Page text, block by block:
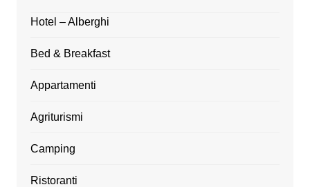
Hotel – Alberghi
Bed & Breakfast
Appartamenti
Agriturismi
Camping
Ristoranti